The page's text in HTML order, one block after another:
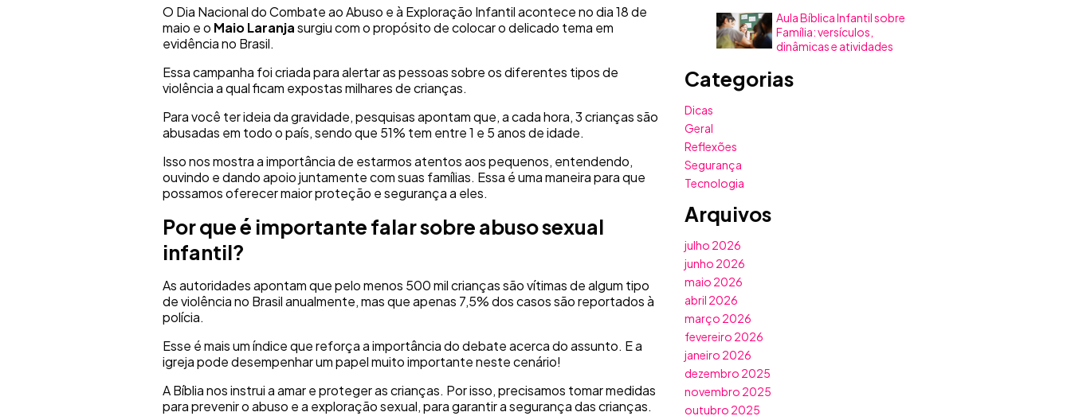
O Dia Nacional do Combate ao Abuso e à Exploração Infantil acontece no dia 18 de
maio e o Maio Laranjasurgiu com o propósito de colocar o delicado tema em
evidência no Brasil.
Essa campanha foi criada para alertar as pessoas sobre os diferentes tipos de
violência a qual ficam expostas milhares de crianças.
Para você ter ideia da gravidade, pesquisas apontam que, a cada hora, 3 crianças são
abusadas em todo o país, sendo que 51% tem entre 1 e 5 anos de idade.
Isso nos mostra a importância de estarmos atentos aos pequenos, entendendo,
ouvindo e dando apoio juntamente com suas famílias. Essa é uma maneira para que
possamos oferecer maior proteção e segurança a eles.
Por que é importante falar sobre abuso sexual
infantil?
As autoridades apontam que pelo menos 500 mil crianças são vítimas de algum tipo
de violência no Brasil anualmente, mas que apenas 7,5% dos casos são reportados à
polícia.
Esse é mais um índice que reforça a importância do debate acerca do assunto. E a
igreja pode desempenhar um papel muito importante neste cenário!
A Bíblia nos instrui a amar e proteger as crianças. Por isso, precisamos tomar medidas
para prevenir o abuso e a exploração sexual, para garantir a segurança das crianças.
Aula Bíblica Infantil sobre
Família: versículos,
dinâmicas e atividades
Categorias
Dicas
Geral
Reflexões
Segurança
Tecnologia
Arquivos
julho 2026
junho 2026
maio 2026
abril 2026
março 2026
fevereiro 2026
janeiro 2026
dezembro 2025
novembro 2025
outubro 2025